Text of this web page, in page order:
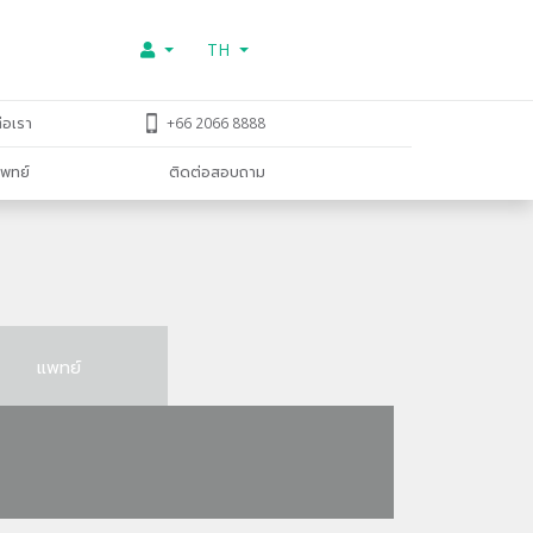
TH
เรา +66 2066 8888
ทย์ ติดต่อสอบถาม
แพทย์